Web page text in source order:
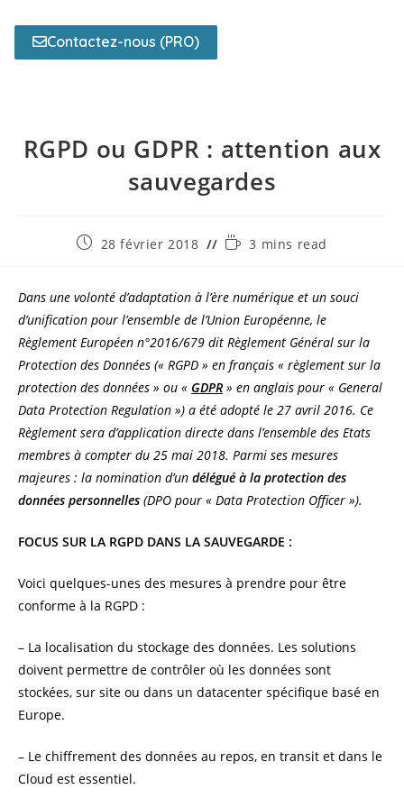
Contactez-nous (PRO)
RGPD ou GDPR : attention aux
sauvegardes
28 février 2018 3 mins read
Dans une volonté d’adaptation à l’ère numérique et un souci
d’unification pour l’ensemble de l’Union Européenne, le
Règlement Européen n°2016/679 dit Règlement Général sur la
Protection des Données (« RGPD » en français « règlement sur la
protection des données » ou « GDPR » en anglais pour « General
Data Protection Regulation ») a été adopté le 27 avril 2016. Ce
Règlement sera d’application directe dans l’ensemble des Etats
membres à compter du 25 mai 2018. Parmi ses mesures
majeures : la nomination d’un délégué à la protection des
données personnelles (DPO pour « Data Protection Officer »).
FOCUS SUR LA RGPD DANS LA SAUVEGARDE :
Voici quelques-unes des mesures à prendre pour être
conforme à la RGPD :
– La localisation du stockage des données. Les solutions
doivent permettre de contrôler où les données sont
stockées, sur site ou dans un datacenter spécifique basé en
Europe.
– Le chiffrement des données au repos, en transit et dans le
Cloud est essentiel.